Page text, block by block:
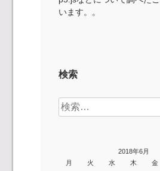
います。。
検索
検
索:
2018年6月
月
火 水 木 金